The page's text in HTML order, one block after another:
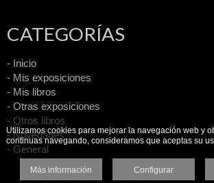
CATEGORÍAS
- Inicio
- Mis exposiciones
- Mis libros
- Otras exposiciones
- Otros libros
- Novedades
- General
Utilizamos cookies para mejorar la navegación web y
continuas navegando, consideramos que aceptas su
Más información Configurar